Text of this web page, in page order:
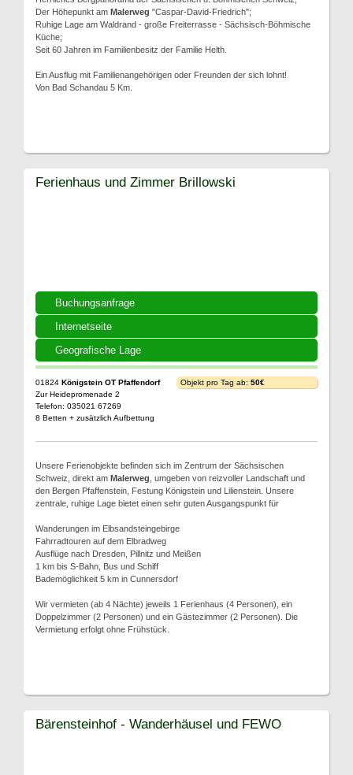
Der Höhepunkt am Malerweg "Caspar-David-Friedrich";
Ruhige Lage am Waldrand - große Freiterrasse - Sächsisch-Böhmische
Küche;
Seit 60 Jahren im Familienbesitz der Familie Helth.
Ein Ausflug mit Familienangehörigen oder Freunden der sich lohnt!
Von Bad Schandau 5 Km.
Buchungsanfrage
Internetseite
Geografische Lage
Ferienhaus und Zimmer Brillowski
01824 Königstein OT Pfaffendorf
Zur Heidepromenade 2
Telefon: 035021 67269
8 Betten + zusätzlich Aufbettung
Objekt pro Tag ab: 50€
Unsere Ferienobjekte befinden sich im Zentrum der Sächsischen
Schweiz, direkt am Malerweg , umgeben von reizvoller Landschaft und
den Bergen Pfaffenstein, Festung Königstein und Lilienstein. Unsere
zentrale, ruhige Lage bietet einen sehr guten Ausgangspunkt für
Wanderungen im Elbsandsteingebirge
Fahrradtouren auf dem Elbradweg
Ausflüge nach Dresden, Pillnitz und Meißen
1 km bis S-Bahn, Bus und Schiff
Bademöglichkeit 5 km in Cunnersdorf
Wir vermieten (ab 4 Nächte) jeweils 1 Ferienhaus (4 Personen), ein
Doppelzimmer (2 Personen) und ein Gästezimmer (2 Personen). Die
Vermietung erfolgt ohne Frühstück.
Bärensteinhof - Wanderhäusel und FEWO